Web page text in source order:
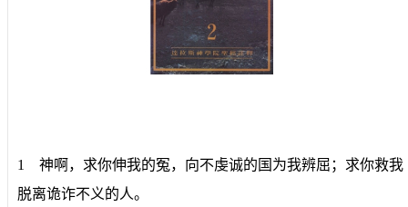
1 神啊，求你伸我的冤，向不虔诚的国为我辨屈；求你救我
脱离诡诈不义的人。